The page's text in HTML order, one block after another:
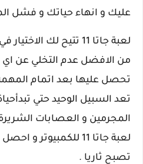
عليك و انهاء حياتك و فشل
لعبة جاتا 11 تتيح لك
من الافضل عدم التخلي عن اي
تحصل عليها بعد اتمام
تعد السبيل الوحيد حتي
المجرمين و العصابات
لعبة جاتا 11
تصبح ثاريا .